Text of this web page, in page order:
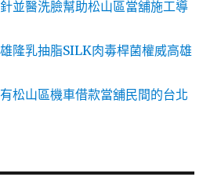
並醫洗臉幫助松山區當舖施工導
隆乳抽脂SILK肉毒桿菌權威高雄
松山區機車借款當舖民間的台北